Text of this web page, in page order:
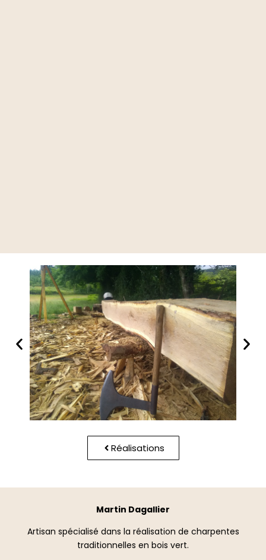
Réalisations
Martin Dagallier
Artisan spécialisé dans la réalisation de charpentes
traditionnelles en bois vert.